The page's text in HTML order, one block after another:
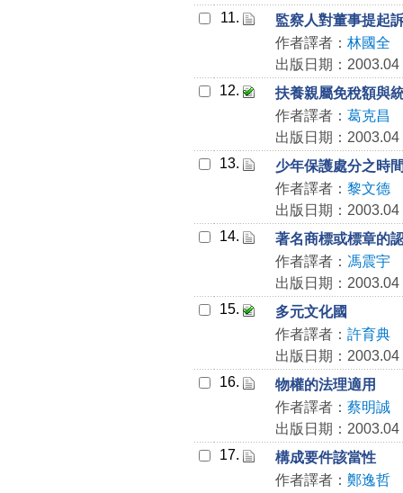
11.
監察人對董事提起
作者譯者： 林國全
出版日期：2003.04
12.
扶養親屬免稅額與
作者譯者： 葛克昌
出版日期：2003.04
13.
少年保護處分之時
作者譯者： 黎文德
出版日期：2003.04
14.
著名商標或標章的
作者譯者： 馮震宇
出版日期：2003.04
15.
多元文化國
作者譯者： 許育典
出版日期：2003.04
16.
物權的法理適用
作者譯者： 蔡明誠
出版日期：2003.04
17.
構成要件該當性
作者譯者： 鄭逸哲